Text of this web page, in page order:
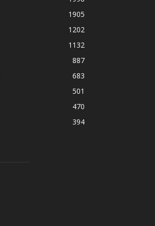
1905
1202
1132
887
683
501
470
394